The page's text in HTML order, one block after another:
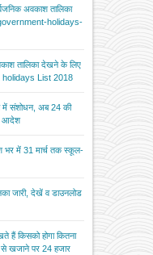
अवकाश तालिका
holidays-
तालिका देखने के लिए
List 2018
में संशोधन, अब 24 की
आदेश
भर में 31 मार्च तक स्कूल-
जारी, देखें व डाउनलोड
हैं किसको होगा कितना
से खजाने पर 24 हजार